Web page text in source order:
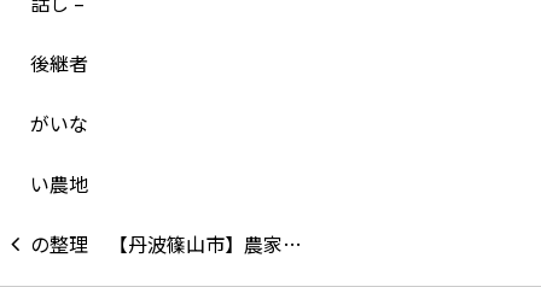
【丹波篠山市】農家…